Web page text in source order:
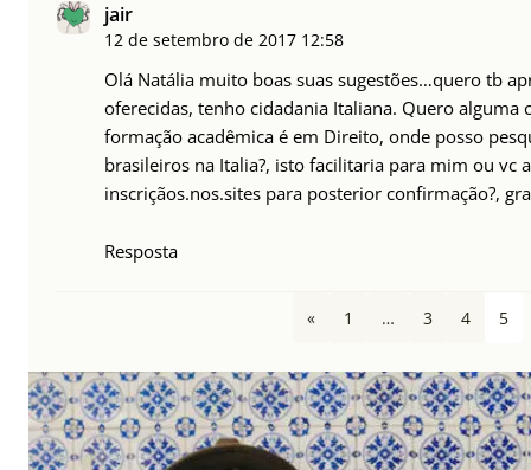
jair
12 de setembro de 2017 12:58
Olá Natália muito boas suas sugestões…quero tb
oferecidas, tenho cidadania Italiana. Quero alguma
formação acadêmica é em Direito, onde posso
brasileiros na Italia?, isto facilitaria para mim ou vc
inscriçãos.nos.sites para posterior confirmação?,
Resposta
« 1 … 3 4 5